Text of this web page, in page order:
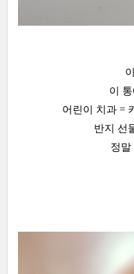
이
어린이 치과 =
반지 선
정말